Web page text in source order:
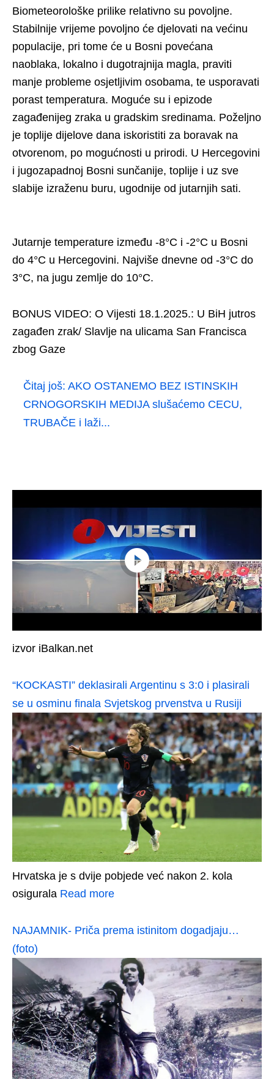
Biometeorološke prilike relativno su povoljne.
Stabilnije vrijeme povoljno će djelovati na većinu
populacije, pri tome će u Bosni povećana
naoblaka, lokalno i dugotrajnija magla, praviti
manje probleme osjetljivim osobama, te usporavati
porast temperatura. Moguće su i epizode
zagađenijeg zraka u gradskim sredinama. Poželjno
je toplije dijelove dana iskoristiti za boravak na
otvorenom, po mogućnosti u prirodi. U Hercegovini
i jugozapadnoj Bosni sunčanije, toplije i uz sve
slabije izraženu buru, ugodnije od jutarnjih sati.
Jutarnje temperature između -8°C i -2°C u Bosni
do 4°C u Hercegovini. Najviše dnevne od -3°C do
3°C, na jugu zemlje do 10°C.
BONUS VIDEO: O Vijesti 18.1.2025.: U BiH jutros
zagađen zrak/ Slavlje na ulicama San Francisca
zbog Gaze
Čitaj još: AKO OSTANEMO BEZ ISTINSKIH
CRNOGORSKIH MEDIJA slušaćemo CECU,
TRUBAČE i laži...
izvor iBalkan.net
“KOCKASTI” deklasirali Argentinu s 3:0 i plasirali
se u osminu finala Svjetskog prvenstva u Rusiji
Hrvatska je s dvije pobjede već nakon 2. kola
osigurala Read more
NAJAMNIK- Priča prema istinitom dogadjaju…
(foto)